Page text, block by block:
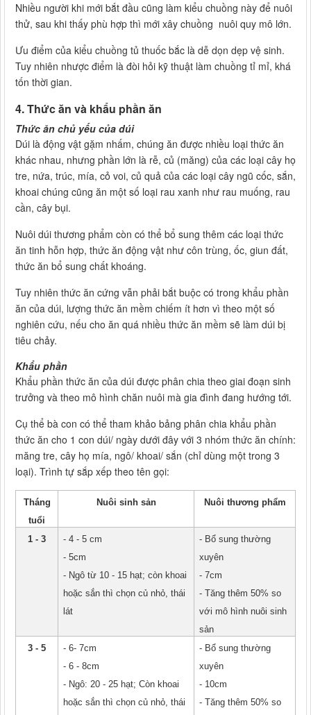
Nhiều người khi mới bắt đầu cũng làm kiểu chuồng này để nuôi
thử, sau khi thấy phù hợp thì mới xây chuồng nuôi quy mô lớn.
Ưu điểm của kiểu chuồng tủ thuốc bắc là dễ dọn dẹp vệ sinh.
Tuy nhiên nhược điểm là đòi hỏi kỹ thuật làm chuồng tỉ mỉ, khá
tốn thời gian.
4. Thức ăn và khẩu phần ăn
Thức ăn chủ yếu của dúi
Dúi là động vật gặm nhấm, chúng ăn được nhiều loại thức ăn
khác nhau, nhưng phần lớn là rễ, củ (măng) của các loại cây họ
tre, nứa, trúc, mía, cỏ voi, củ quả của các loại cây ngũ cốc, sắn,
khoai chúng cũng ăn một số loại rau xanh như rau muống, rau
cần, cây bụi.
Nuôi dúi thương phẩm còn có thể bổ sung thêm các loại thức
ăn tinh hỗn hợp, thức ăn động vật như côn trùng, ốc, giun đất,
thức ăn bổ sung chất khoáng.
Tuy nhiên thức ăn cứng vẫn phải bắt buộc có trong khẩu phần
ăn của dúi, lượng thức ăn mềm chiếm ít hơn vì theo một số
nghiên cứu, nếu cho ăn quá nhiều thức ăn mềm sẽ làm dúi bị
tiêu chảy.
Khẩu phần
Khẩu phần thức ăn của dúi được phân chia theo giai đoạn sinh
trưởng và theo mô hình chăn nuôi mà gia đình đang hướng tới.
Cụ thể bà con có thể tham khảo bảng phân chia khẩu phần
thức ăn cho 1 con dúi/ ngày dưới đây với 3 nhóm thức ăn chính:
măng tre, cây họ mía, ngô/ khoai/ sắn (chỉ dùng một trong 3
loại). Trình tự sắp xếp theo tên gọi:
Tháng
tuổi
Nuôi sinh sản Nuôi thương phẩm
1 - 3
- 4 - 5 cm
- 5cm
- Ngô từ 10 - 15 hạt; còn khoai
hoặc sắn thì chọn củ nhỏ, thái
lát
- Bổ sung thường
xuyên
- 7cm
- Tăng thêm 50% so
với mô hình nuôi sinh
sản
3 - 5
- 6- 7cm
- 6 - 8cm
- Ngô: 20 - 25 hạt; Còn khoai
hoặc sắn thì chọn củ nhỏ, thái
- Bổ sung thường
xuyên
- 10cm
- Tăng thêm 50% so